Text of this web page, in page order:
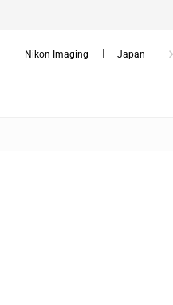
Nikon Imaging ｜ Japan